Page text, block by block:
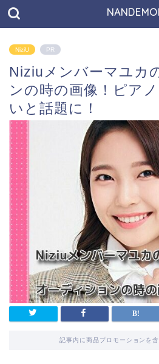
NiziU PR
Niziuメンバーマユカ
ンの時の画像！ピア
いと話題に！
記事内に商品プロモーションを